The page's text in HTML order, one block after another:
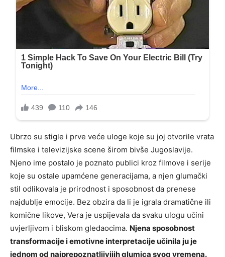
Ubrzo su stigle i prve veće uloge koje su joj otvorile vrata
filmske i televizijske scene širom bivše Jugoslavije.
Njeno ime postalo je poznato publici kroz filmove i serije
koje su ostale upamćene generacijama, a njen glumački
stil odlikovala je prirodnost i sposobnost da prenese
najdublje emocije. Bez obzira da li je igrala dramatične ili
komične likove, Vera je uspijevala da svaku ulogu učini
uvjerljivom i bliskom gledaocima. Njena sposobnost
transformacije i emotivne interpretacije učinila ju je
jednom od najprepoznatljivijih glumica svog vremena.